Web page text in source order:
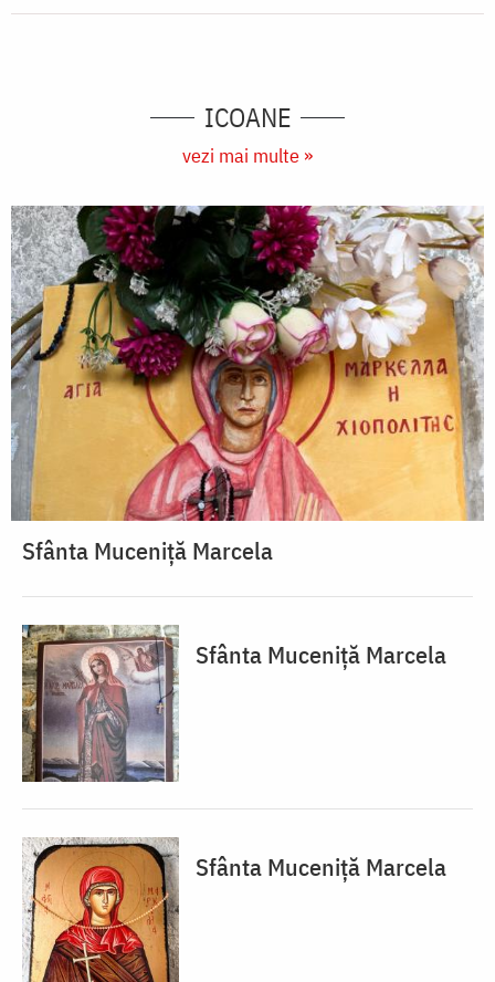
ICOANE
vezi mai multe »
Sfânta Muceniță Marcela
Sfânta Muceniță Marcela
Sfânta Muceniță Marcela